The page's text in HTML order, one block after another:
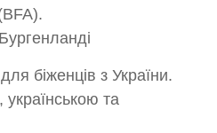
біженців з України.
та